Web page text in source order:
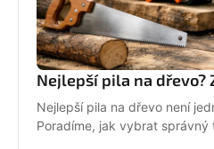
Nejlepší pila na dřevo?
Nejlepší pila na dřevo není
Poradíme, jak vybrat